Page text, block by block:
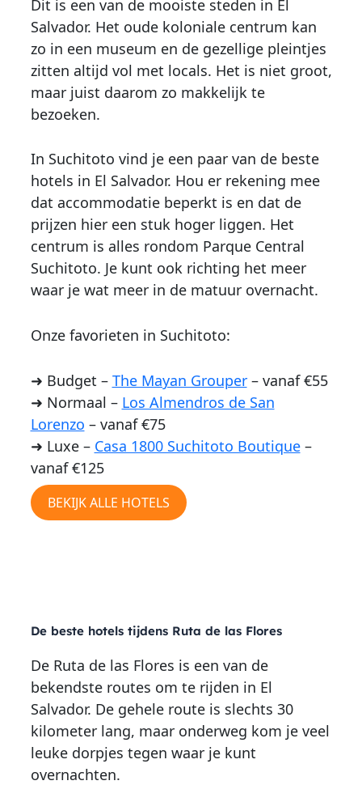
Dit is een van de mooiste steden in El
Salvador. Het oude koloniale centrum kan
zo in een museum en de gezellige pleintjes
zitten altijd vol met locals. Het is niet groot,
maar juist daarom zo makkelijk te
bezoeken.
In Suchitoto vind je een paar van de beste
hotels in El Salvador. Hou er rekening mee
dat accommodatie beperkt is en dat de
prijzen hier een stuk hoger liggen. Het
centrum is alles rondom Parque Central
Suchitoto. Je kunt ook richting het meer
waar je wat meer in de matuur overnacht.
Onze favorieten in Suchitoto:
➜ Budget – The Mayan Grouper– vanaf €55
➜ Normaal – Los Almendros de San
Lorenzo – vanaf €75
➜ Luxe – Casa 1800 Suchitoto Boutique–
vanaf €125
BEKIJK ALLE HOTELS
De beste hotels tijdens Ruta de las Flores
De Ruta de las Flores is een van de
bekendste routes om te rijden in El
Salvador. De gehele route is slechts 30
kilometer lang, maar onderweg kom je veel
leuke dorpjes tegen waar je kunt
overnachten.